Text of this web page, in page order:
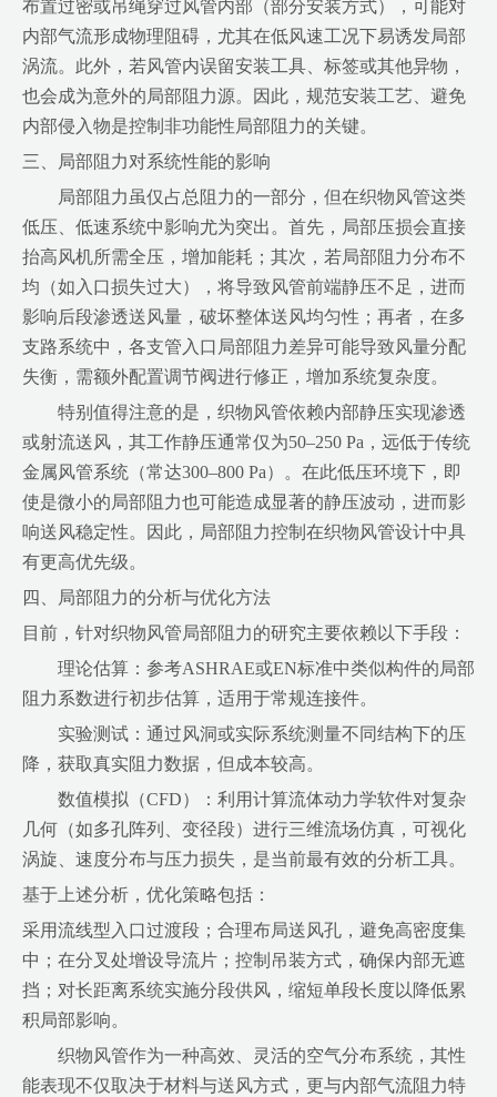
布置过密或吊绳穿过风管内部（部分安装方式），可能对
内部气流形成物理阻碍，尤其在低风速工况下易诱发局部
涡流。此外，若风管内误留安装工具、标签或其他异物，
也会成为意外的局部阻力源。因此，规范安装工艺、避免
内部侵入物是控制非功能性局部阻力的关键。
三、局部阻力对系统性能的影响
局部阻力虽仅占总阻力的一部分，但在织物风管这类
低压、低速系统中影响尤为突出。首先，局部压损会直接
抬高风机所需全压，增加能耗；其次，若局部阻力分布不
均（如入口损失过大），将导致风管前端静压不足，进而
影响后段渗透送风量，破坏整体送风均匀性；再者，在多
支路系统中，各支管入口局部阻力差异可能导致风量分配
失衡，需额外配置调节阀进行修正，增加系统复杂度。
特别值得注意的是，织物风管依赖内部静压实现渗透
或射流送风，其工作静压通常仅为50–250 Pa，远低于传统
金属风管系统（常达300–800 Pa）。在此低压环境下，即
使是微小的局部阻力也可能造成显著的静压波动，进而影
响送风稳定性。因此，局部阻力控制在织物风管设计中具
有更高优先级。
四、局部阻力的分析与优化方法
目前，针对织物风管局部阻力的研究主要依赖以下手段：
理论估算：参考ASHRAE或EN标准中类似构件的局部
阻力系数进行初步估算，适用于常规连接件。
实验测试：通过风洞或实际系统测量不同结构下的压
降，获取真实阻力数据，但成本较高。
数值模拟（CFD）：利用计算流体动力学软件对复杂
几何（如多孔阵列、变径段）进行三维流场仿真，可视化
涡旋、速度分布与压力损失，是当前最有效的分析工具。
基于上述分析，优化策略包括：
采用流线型入口过渡段；合理布局送风孔，避免高密度集
中；在分叉处增设导流片；控制吊装方式，确保内部无遮
挡；对长距离系统实施分段供风，缩短单段长度以降低累
积局部影响。
织物风管作为一种高效、灵活的空气分布系统，其性
能表现不仅取决于材料与送风方式，更与内部气流阻力特